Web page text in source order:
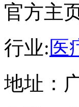
官方主
行业:医
地址：